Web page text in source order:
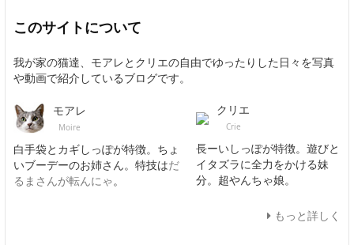
このサイトについて
我が家の猫達、モアレとクリエの自由でゆったりした日々を写真
や動画で紹介しているブログです。
モアレ
Moire
白手袋とカギしっぽが特徴。ちょ
いブーデーのお姉さん。特技はだ
るまさんが転んにゃ。
クリエ
Crie
長ーいしっぽが特徴。遊びと
イタズラに全力をかける妹
分。超やんちゃ娘。
もっと詳しく